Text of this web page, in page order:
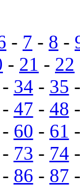
- 7 - 8 -
- 21 - 22
- 34 - 35
- 47 - 48
- 60 - 61
- 73 - 74
- 86 - 87